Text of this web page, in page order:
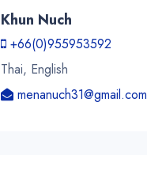
Khun Nuch
+66(0)955953592
Thai, English
menanuch31@gmail.com